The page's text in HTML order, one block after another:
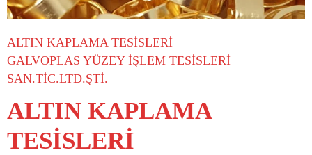
ALTIN KAPLAMA TESİSLERİ
GALVOPLAS YÜZEY İŞLEM TESİSLERİ
SAN.TİC.LTD.ŞTİ.
ALTIN KAPLAMA
TESİSLERİ